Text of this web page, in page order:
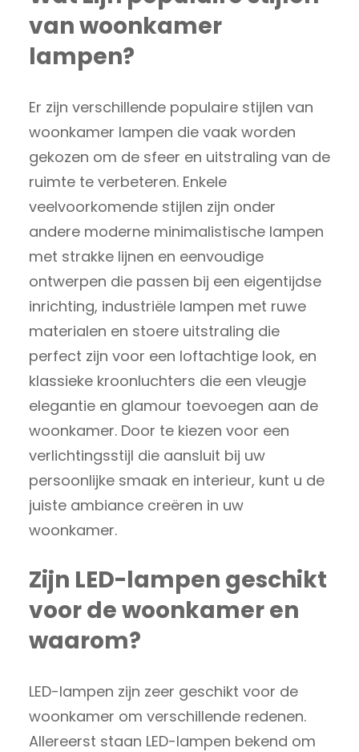
van woonkamer
lampen?
Er zijn verschillende populaire stijlen van
woonkamer lampen die vaak worden
gekozen om de sfeer en uitstraling van de
ruimte te verbeteren. Enkele
veelvoorkomende stijlen zijn onder
andere moderne minimalistische lampen
met strakke lijnen en eenvoudige
ontwerpen die passen bij een eigentijdse
inrichting, industriële lampen met ruwe
materialen en stoere uitstraling die
perfect zijn voor een loftachtige look, en
klassieke kroonluchters die een vleugje
elegantie en glamour toevoegen aan de
woonkamer. Door te kiezen voor een
verlichtingsstijl die aansluit bij uw
persoonlijke smaak en interieur, kunt u de
juiste ambiance creëren in uw
woonkamer.
Zijn LED-lampen geschikt
voor de woonkamer en
waarom?
LED-lampen zijn zeer geschikt voor de
woonkamer om verschillende redenen.
Allereerst staan LED-lampen bekend om